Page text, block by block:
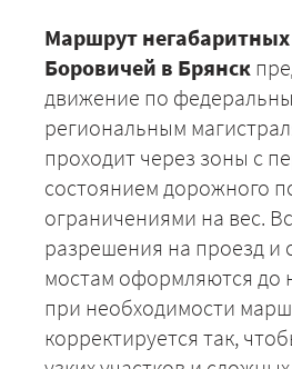
Маршрут негабаритных
Боровичей в Брянск
движение по
региональным
проходит через зоны с
состоянием дорожного
ограничениями на вес.
разрешения на проезд и
мостам оформляются до
при необходимости
корректируется так,